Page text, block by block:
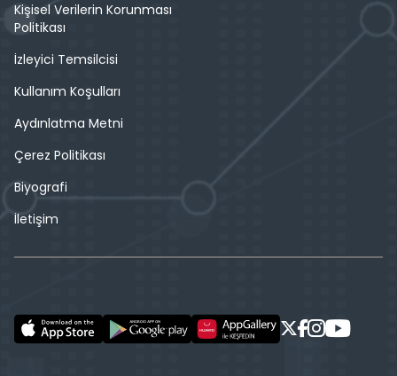
Kişisel Verilerin Korunması
Politikası
İzleyici Temsilcisi
Kullanım Koşulları
Aydınlatma Metni
Çerez Politikası
Biyografi
İletişim